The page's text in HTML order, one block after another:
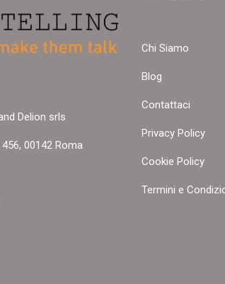
Delion srls
00142 Roma
Chi Siamo
Blog
Contattaci
Privacy Policy
Cookie Policy
Termini e
UN CORSO
Scopri la